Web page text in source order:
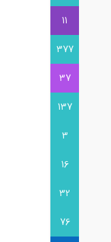
11
377
37
137
3
16
32
76